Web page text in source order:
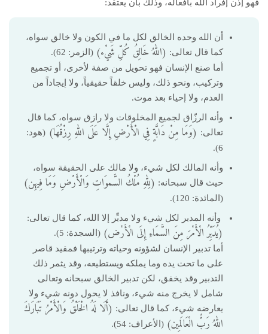
فهو إذن إفراد الله بأفعاله، وذلك بأن يعتقد:
أن الله وحده الخالق لكل ما في الكون ولا خالق سواه،
كما قال تعالى: (اللهُ خَالِقُ كُلِّ شَيْء) (الزمر: 62).
أما صنع الإنسان فهو تحويل من صفة لأخرى، أو تجميع
وتركيب، ونحو ذلك، وليس خلقاً حقيقياً، ولا إيجاداً من
العدم، ولا إحياء بعد موت.
وأنه الرزّاق لجميع المخلوقات ولا رازق سواه، كما قال
تعالى: (وَمَا مِنْ دَابَّةٍ فِي الْأَرْضِ إِلَّا عَلَى اللهِ رِزْقُهَا) (هود:
6).
وأنه المالك لكل شيء، ولا مالك على الحقيقة سواه،
حيث قال سبحانه: (لِلهِ مُلْكُ السَّموَاتِ وَالْأَرْضِ وَمَا فِيهِن)
(المائدة: 120).
وأنه المدبر لكل شيء ولا مدبِّر إلا الله، كما قال تعالى:
(يُدَبِّرُ الْأَمْرَ مِنَ السَّمَاءِ إِلَى الْأَرْض) (السجدة: 5).
أما تدبير الإنسان لشؤونه وحياته وترتيبها فمقيد قاصر
على ما تحت يده وما يملكه ويستطيعه، وقد يثمر ذلك
التدبير وقد يخفق، لكن تدبير الخالق سبحانه وتعالى
شامل لا يخرج منه شيء، ونافذ لا يحول دونه شيء ولا
يعارضه شيء، كما قال تعالى: (أَلَا لَهُ الْخَلْقُ وَالْأَمْرُ تَبَارَكَ
اللهُ رَبُّ الْعَالَمِين) (الأعراف: 54).